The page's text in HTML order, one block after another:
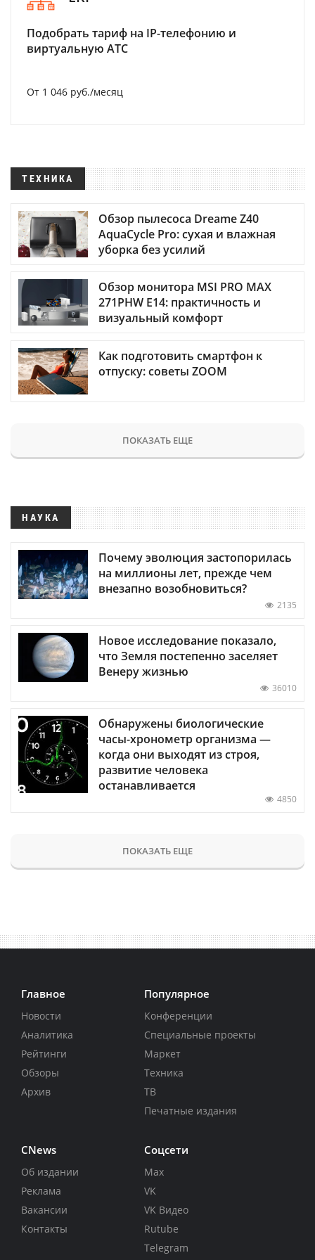
Подобрать тариф на IP-телефонию и
виртуальную АТС
От 1 046 руб./месяц
ТЕХНИКА
Обзор пылесоса Dreame Z40
AquaCycle Pro: сухая и влажная
уборка без усилий
Обзор монитора MSI PRO MAX
271PHW E14: практичность и
визуальный комфорт
Как подготовить смартфон к
отпуску: советы ZOOM
ПОКАЗАТЬ ЕЩЕ
НАУКА
Почему эволюция застопорилась
на миллионы лет, прежде чем
внезапно возобновиться?
2135
Новое исследование показало,
что Земля постепенно заселяет
Венеру жизнью
36010
Обнаружены биологические
часы-хронометр организма —
когда они выходят из строя,
развитие человека
останавливается
4850
ПОКАЗАТЬ ЕЩЕ
Главное
Новости
Аналитика
Рейтинги
Обзоры
Архив
Популярное
Конференции
Специальные проекты
Маркет
Техника
ТВ
Печатные издания
CNews
Об издании
Реклама
Вакансии
Контакты
Соцсети
Max
VK
VK Видео
Rutube
Telegram